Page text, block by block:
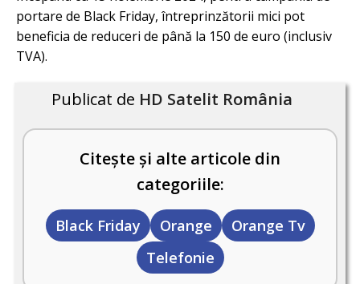
portare de Black Friday, întreprinzătorii mici pot
beneficia de reduceri de până la 150 de euro (inclusiv
TVA).
Publicat de HD Satelit România
Citește și alte articole din
categoriile:
Black Friday Orange
Orange Tv
Telefonie